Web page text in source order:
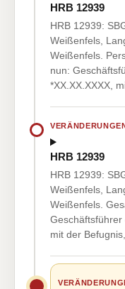
HRB 12939
HRB 12939:
Weißenfels,
Weißenfels.
nun:
*XX.XX.XXXX,
VERÄNDERUNGEN
HRB 12939
HRB 12939:
Weißenfels,
Weißenfels.
mit der